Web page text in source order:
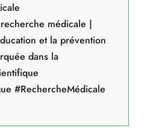
médicale |
et la prévention
dans la
#RechercheMédicale